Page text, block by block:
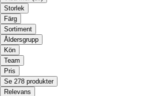
Storlek
Färg
Sortiment
Åldersgrupp
Kön
Team
Pris
Se 278 produkter
Relevans